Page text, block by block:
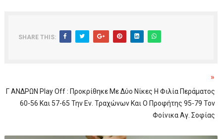
SHARE THIS:
»
Γ ΑΝΔΡΩΝ Play Off : Προκρίθηκε Με Δύο Νίκες Η Φιλία Περάματος
60-56 Και 57-65 Την Εν. Τραχώνων Και Ο Προφήτης 95-79 Τον
Φοίνικα Αγ. Σοφίας